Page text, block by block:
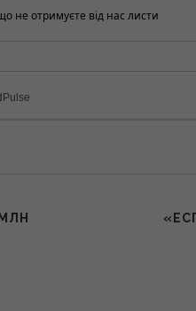
не отримуєте від нас листи